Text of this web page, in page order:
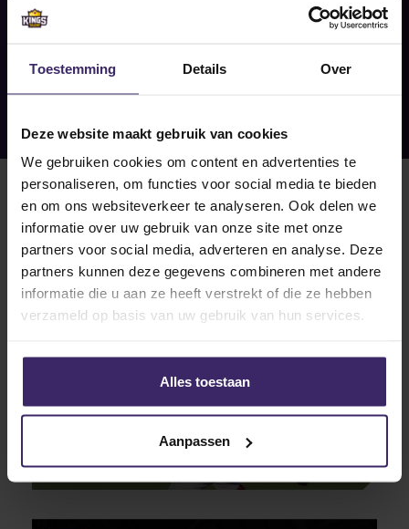
Toestemming Details Over
Deze website maakt gebruik van cookies
We gebruiken cookies om content en advertenties te
personaliseren, om functies voor social media te bieden
en om ons websiteverkeer te analyseren. Ook delen we
informatie over uw gebruik van onze site met onze
partners voor social media, adverteren en analyse. Deze
partners kunnen deze gegevens combineren met andere
informatie die u aan ze heeft verstrekt of die ze hebben
verzameld op basis van uw gebruik van hun services.
Alles toestaan
Aanpassen
3
Apr
Updates
College strike out Rose State
College!